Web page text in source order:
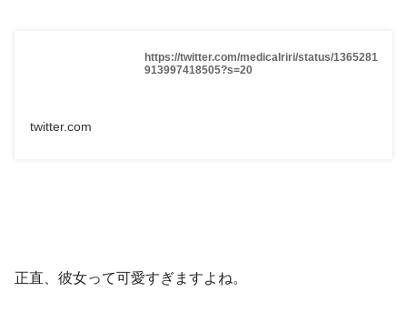
https://twitter.com/medicalriri/status/1365281
913997418505?s=20
twitter.com
正直、彼女って可愛すぎますよね。